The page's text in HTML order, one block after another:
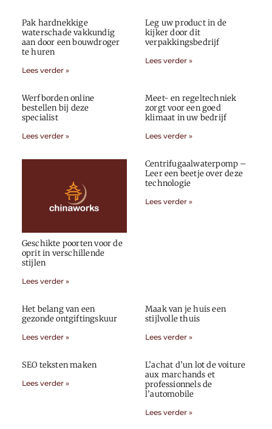
Pak hardnekkige
waterschade vakkundig
aan door een bouwdroger
te huren
Lees verder »
Leg uw product in de
kijker door dit
verpakkingsbedrijf
Lees verder »
Werfborden online
bestellen bij deze
specialist
Lees verder »
Meet- en regeltechniek
zorgt voor een goed
klimaat in uw bedrijf
Lees verder »
Geschikte poorten voor de
oprit in verschillende
stijlen
Lees verder »
Centrifugaalwaterpomp –
Leer een beetje over deze
technologie
Lees verder »
Het belang van een
gezonde ontgiftingskuur
Lees verder »
Maak van je huis een
stijlvolle thuis
Lees verder »
SEO teksten maken
Lees verder »
L’achat d’un lot de voiture
aux marchands et
professionnels de
l’automobile
Lees verder »